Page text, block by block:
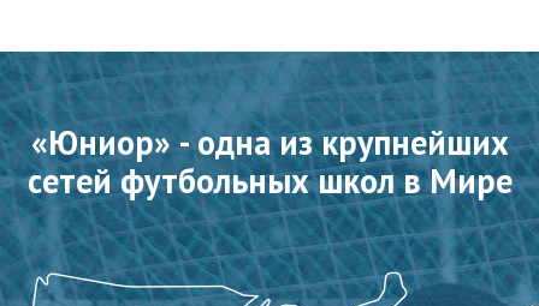
«Юниор» - одна из крупнейших
сетей футбольных школ в Мире